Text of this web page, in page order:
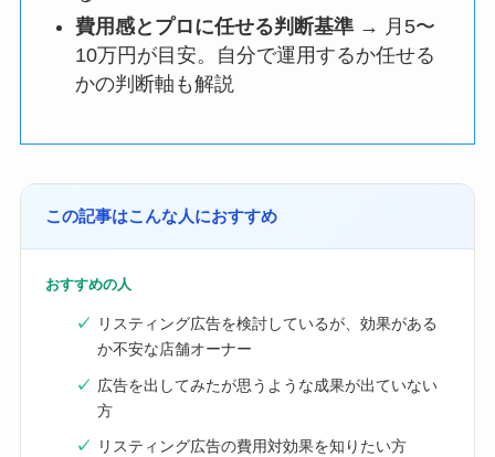
費用感とプロに任せる判断基準 → 月5〜
10万円が目安。自分で運用するか任せる
かの判断軸も解説
この記事はこんな人におすすめ
おすすめの人
リスティング広告を検討しているが、効果がある
か不安な店舗オーナー
広告を出してみたが思うような成果が出ていない
方
リスティング広告の費用対効果を知りたい方